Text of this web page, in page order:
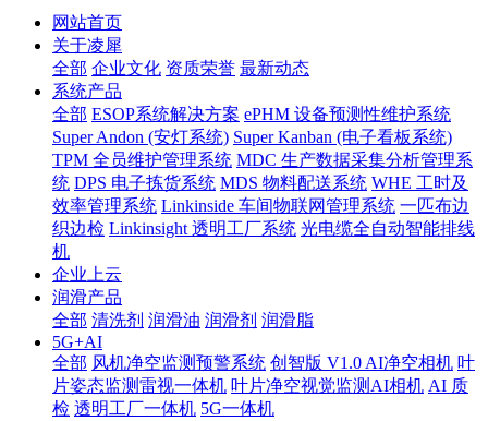
网站首页
关于凌犀
全部 企业文化 资质荣誉 最新动态
系统产品
全部 ESOP系统解决方案 ePHM 设备预测性维护系统
Super Andon (安灯系统) Super Kanban (电子看板系统)
TPM 全员维护管理系统 MDC 生产数据采集分析管理系
统 DPS 电子拣货系统 MDS 物料配送系统 WHE 工时及
效率管理系统 Linkinside 车间物联网管理系统 一匹布边
织边检 Linkinsight 透明工厂系统 光电缆全自动智能排线
机
企业上云
润滑产品
全部 清洗剂 润滑油 润滑剂 润滑脂
5G+AI
全部 风机净空监测预警系统 创智版 V1.0 AI净空相机 叶
片姿态监测雷视一体机 叶片净空视觉监测AI相机 AI 质
检 透明工厂一体机 5G一体机